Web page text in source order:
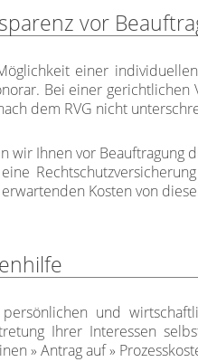
vor
einer
Bei einer
dem RVG nicht
wir Ihnen vor Beauftragung
Kosten von
und
Ihrer Interessen
Antragauf